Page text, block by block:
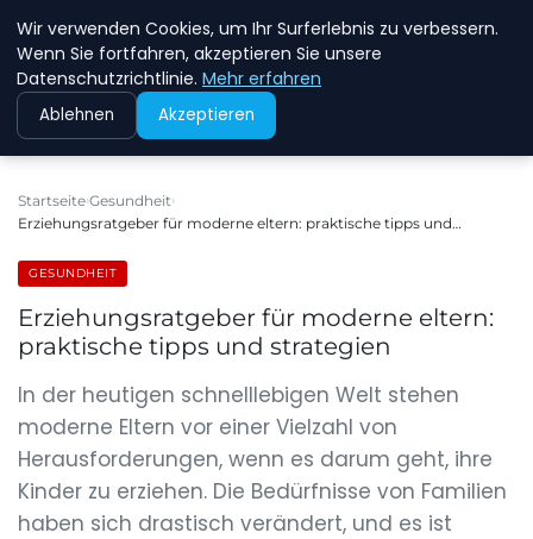
NEW ENERGY JOBS
Startseite Gesundheit
Erziehungsratgeber für moderne eltern: praktische tipps und…
GESUNDHEIT
Erziehungsratgeber für moderne eltern:
praktische tipps und strategien
In der heutigen schnelllebigen Welt stehen
moderne Eltern vor einer Vielzahl von
Herausforderungen, wenn es darum geht, ihre
Kinder zu erziehen. Die Bedürfnisse von Familien
haben sich drastisch verändert, und es ist
Wir verwenden Cookies, um Ihr Surferlebnis zu verbessern.
Wenn Sie fortfahren, akzeptieren Sie unsere
Datenschutzrichtlinie. Mehr erfahren
Ablehnen Akzeptieren